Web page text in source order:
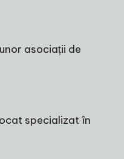
asociații de
specializat în